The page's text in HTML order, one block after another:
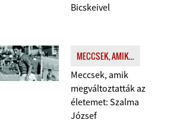
Bicskeivel
MECCSEK, AMIK...
Meccsek, amik
megváltoztatták az
életemet: Szalma
József